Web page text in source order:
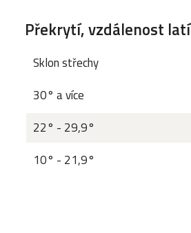
Překrytí, vzdálenost latí
Sklon střechy
30° a více
22° - 29,9°
10° - 21,9°